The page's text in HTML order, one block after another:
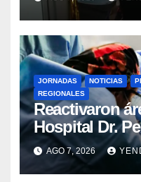
Rincón
JORNADAS NOTICIAS
REGIONALES
Reactivaron
Hospital Dr.
Guárico
AGO 7, 2026